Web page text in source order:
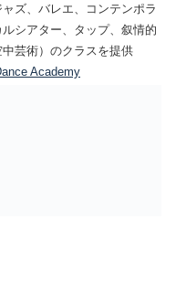
ズ、バレエ、コンテンポラ
シアター、タップ、叙情的
芸術）のクラスを提供
Academy